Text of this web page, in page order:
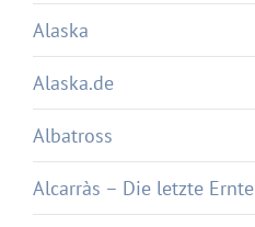
Alaska
Alaska.de
Albatross
Alcarràs – Die letzte Ernte